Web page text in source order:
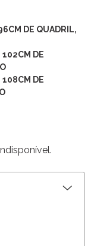
DE QUADRIL,
102CM DE
108CM DE